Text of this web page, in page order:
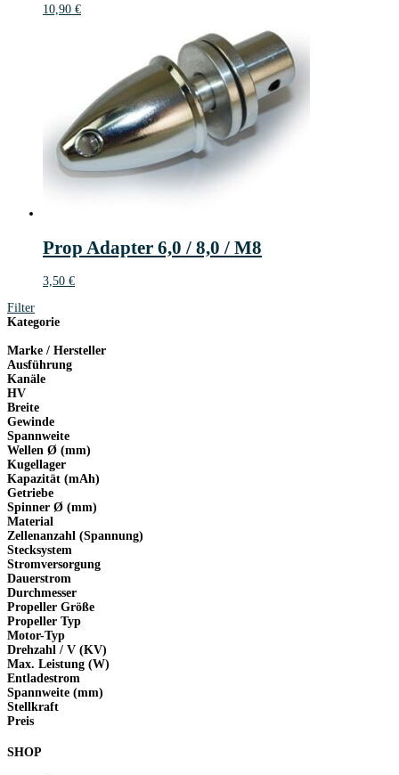
10,90 €
Prop Adapter 6,0 / 8,0 / M8
3,50 €
Filter
Kategorie
Marke / Hersteller
Ausführung
Kanäle
HV
Breite
Gewinde
Spannweite
Wellen Ø (mm)
Kugellager
Kapazität (mAh)
Getriebe
Spinner Ø (mm)
Material
Zellenanzahl (Spannung)
Stecksystem
Stromversorgung
Dauerstrom
Durchmesser
Propeller Größe
Propeller Typ
Motor-Typ
Drehzahl / V (KV)
Max. Leistung (W)
Entladestrom
Spannweite (mm)
Stellkraft
Preis
SHOP